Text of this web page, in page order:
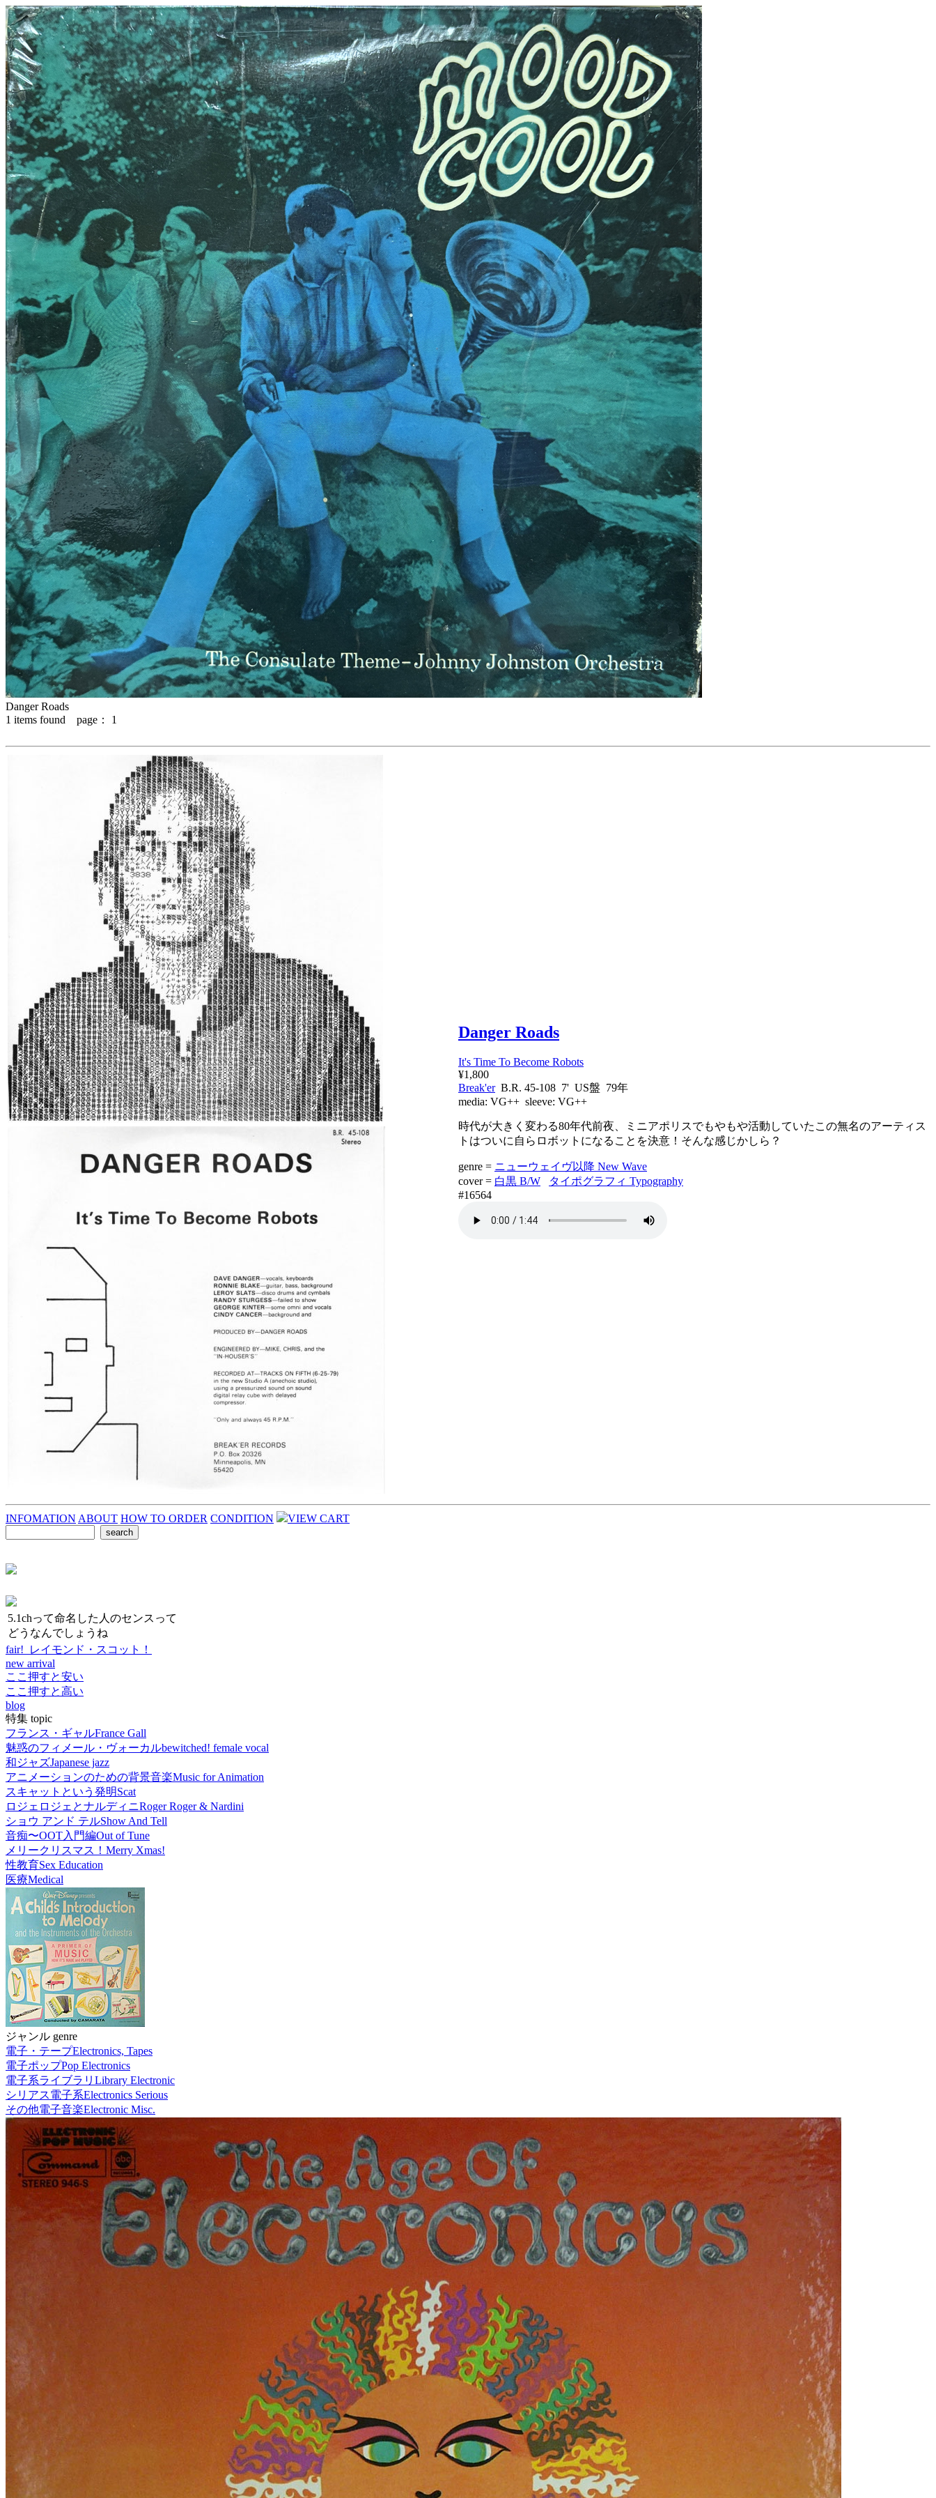
Danger Roads
1 items found page： 1
Danger Roads
It's Time To Become Robots
¥1,800
Break'erB.R. 45-108 7' US盤 79年
media: VG++ sleeve: VG++
時代が大きく変わる80年代前夜、ミニアポリスでもやもや活動していたこの無名のアーティス
トはついに自らロボットになることを決意！そんな感じかしら？
genre = ニューウェイヴ以降 New Wave
cover = 白黒 B/W
タイポグラフィ Typography
#16564
INFOMATION ABOUT HOW TO ORDER CONDITION VIEW CART
5.1chって命名した人のセンスって
どうなんでしょうね
fair! レイモンド・スコット！
new arrival
ここ押すと安い
ここ押すと高い
blog
特集 topic
フランス・ギャルFrance Gall
魅惑のフィメール・ヴォーカルbewitched! female vocal
和ジャズJapanese jazz
アニメーションのための背景音楽Music for Animation
スキャットという発明Scat
ロジェロジェとナルディニRoger Roger & Nardini
ショウ アンド テルShow And Tell
音痴〜OOT入門編Out of Tune
メリークリスマス！ Merry Xmas!
性教育Sex Education
医療Medical
ジャンル genre
電子・テープElectronics, Tapes
電子ポップPop Electronics
電子系ライブラリ Library Electronic
シリアス電子系Electronics Serious
その他電子音楽Electronic Misc.